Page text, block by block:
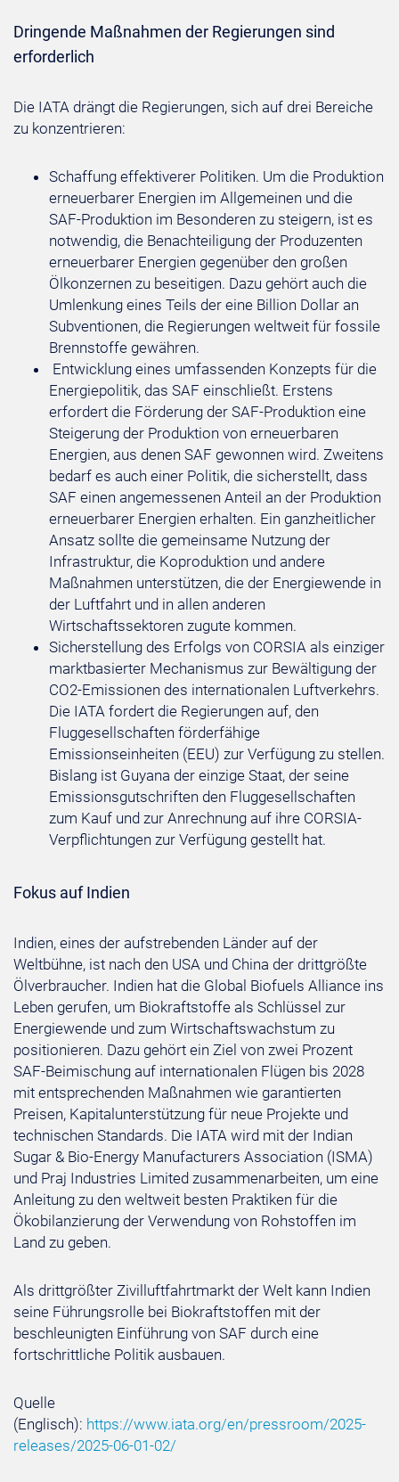
Dringende Maßnahmen der Regierungen sind
erforderlich
Die IATA drängt die Regierungen, sich auf drei Bereiche
zu konzentrieren:
Schaffung effektiverer Politiken. Um die Produktion
erneuerbarer Energien im Allgemeinen und die
SAF-Produktion im Besonderen zu steigern, ist es
notwendig, die Benachteiligung der Produzenten
erneuerbarer Energien gegenüber den großen
Ölkonzernen zu beseitigen. Dazu gehört auch die
Umlenkung eines Teils der eine Billion Dollar an
Subventionen, die Regierungen weltweit für fossile
Brennstoffe gewähren.
Entwicklung eines umfassenden Konzepts für die
Energiepolitik, das SAF einschließt. Erstens
erfordert die Förderung der SAF-Produktion eine
Steigerung der Produktion von erneuerbaren
Energien, aus denen SAF gewonnen wird. Zweitens
bedarf es auch einer Politik, die sicherstellt, dass
SAF einen angemessenen Anteil an der Produktion
erneuerbarer Energien erhalten. Ein ganzheitlicher
Ansatz sollte die gemeinsame Nutzung der
Infrastruktur, die Koproduktion und andere
Maßnahmen unterstützen, die der Energiewende in
der Luftfahrt und in allen anderen
Wirtschaftssektoren zugute kommen.
Sicherstellung des Erfolgs von CORSIA als einziger
marktbasierter Mechanismus zur Bewältigung der
CO2-Emissionen des internationalen Luftverkehrs.
Die IATA fordert die Regierungen auf, den
Fluggesellschaften förderfähige
Emissionseinheiten (EEU) zur Verfügung zu stellen.
Bislang ist Guyana der einzige Staat, der seine
Emissionsgutschriften den Fluggesellschaften
zum Kauf und zur Anrechnung auf ihre CORSIA-
Verpflichtungen zur Verfügung gestellt hat.
Fokus auf Indien
Indien, eines der aufstrebenden Länder auf der
Weltbühne, ist nach den USA und China der drittgrößte
Ölverbraucher. Indien hat die Global Biofuels Alliance ins
Leben gerufen, um Biokraftstoffe als Schlüssel zur
Energiewende und zum Wirtschaftswachstum zu
positionieren. Dazu gehört ein Ziel von zwei Prozent
SAF-Beimischung auf internationalen Flügen bis 2028
mit entsprechenden Maßnahmen wie garantierten
Preisen, Kapitalunterstützung für neue Projekte und
technischen Standards. Die IATA wird mit der Indian
Sugar & Bio-Energy Manufacturers Association (ISMA)
und Praj Industries Limited zusammenarbeiten, um eine
Anleitung zu den weltweit besten Praktiken für die
Ökobilanzierung der Verwendung von Rohstoffen im
Land zu geben.
Als drittgrößter Zivilluftfahrtmarkt der Welt kann Indien
seine Führungsrolle bei Biokraftstoffen mit der
beschleunigten Einführung von SAF durch eine
fortschrittliche Politik ausbauen.
Quelle
(Englisch): https://www.iata.org/en/pressroom/2025-
releases/2025-06-01-02/